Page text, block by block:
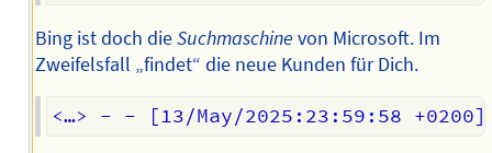
Bing ist doch dieSuchmaschine von Microsoft. Im
Zweifelsfall „findet“ die neue Kunden für Dich.